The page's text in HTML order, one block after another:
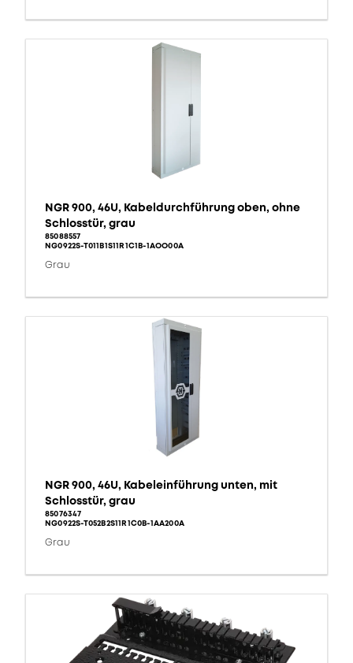
NGR 900, 46U, Kabeldurchführung oben, ohne
Schlosstür, grau
85088557
NG0922S-T011B1S11R1C1B-1AOO00A
Grau
NGR 900, 46U, Kabeleinführung unten, mit
Schlosstür, grau
85076347
NG0922S-T052B2S11R1C0B-1AA200A
Grau